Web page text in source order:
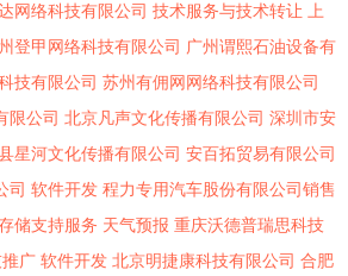
网络科技有限公司 技术服务与技术转让
上
登甲网络科技有限公司 广州谓熙石油设备有
技有限公司 苏州有佣网网络科技有限公司
限公司 北京凡声文化传播有限公司 深圳市安
星河文化传播有限公司 安百拓贸易有限公司
司 软件开发 程力专用汽车股份有限公司销售
储支持服务 天气预报 重庆沃德普瑞思科技
广 软件开发 北京明捷康科技有限公司 合肥